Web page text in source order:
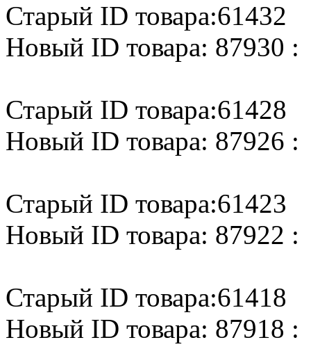
Старый ID товара:61432
Новый ID товара: 87930 :
Старый ID товара:61428
Новый ID товара: 87926 :
Старый ID товара:61423
Новый ID товара: 87922 :
Старый ID товара:61418
Новый ID товара: 87918 :